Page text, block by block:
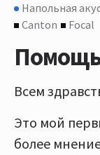
Напольная
Canton
Focal
Всем
Это мой
более